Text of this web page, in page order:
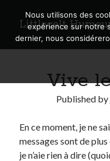
Littlecelt
Sidebar
Derniers articles
Vive
Published by
En ce moment, je ne
messages sont de plus
je n’aie rien à dire
Nous utilisons des
expérience sur notre
dernier, nous